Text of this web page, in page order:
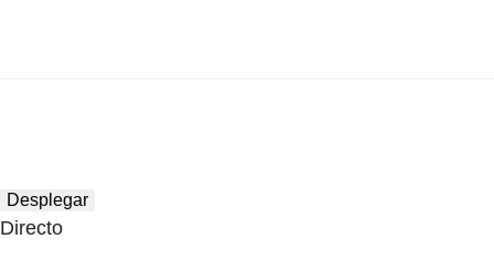
Desplegar
Directo